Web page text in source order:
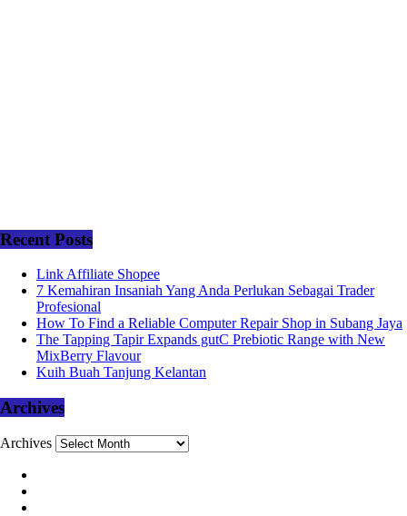
Recent Posts
Link Affiliate Shopee
7 Kemahiran Insaniah Yang Anda Perlukan Sebagai Trader
Profesional
How To Find a Reliable Computer Repair Shop in Subang Jaya
The Tapping Tapir Expands gutC Prebiotic Range with New
MixBerry Flavour
Kuih Buah Tanjung Kelantan
Archives
Archives